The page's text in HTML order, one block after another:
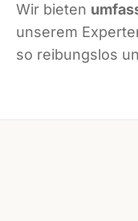
Wir bieten
unserem
so reibungslos